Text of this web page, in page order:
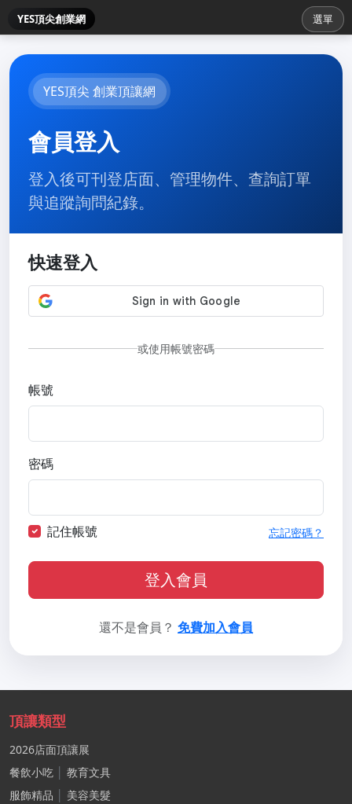
YES頂尖創業網 選單
YES頂尖 創業頂讓網
會員登入
登入後可刊登店面、管理物件、查詢訂單
與追蹤詢問紀錄。
快速登入
或使用帳號密碼
帳號
密碼
記住帳號 忘記密碼？
登入會員
還不是會員？ 免費加入會員
頂讓類型
2026店面頂讓展
餐飲小吃
教育文具
服飾精品
美容美髮